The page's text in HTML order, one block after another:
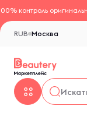
контроль
Москва
RUB